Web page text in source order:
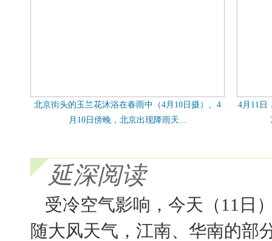
北京街头的玉兰花沐浴在春雨中（4月10日摄）。4
月10日傍晚，北京出现降雨天...
4月11日
延深阅读
受冷空气影响，今天（11日
随大风天气，江南、华南的部